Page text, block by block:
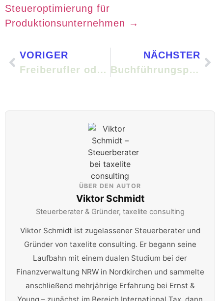
Steueroptimierung für
Produktionsunternehmen →
VORIGER
Freiberufler oder Gewerbetreibender?
NÄCHSTER
Buchführungspflicht für Produktionsunternehmen
ÜBER DEN AUTOR
Viktor Schmidt
Steuerberater & Gründer, taxelite consulting
Viktor Schmidt ist zugelassener Steuerberater und
Gründer von taxelite consulting. Er begann seine
Laufbahn mit einem dualen Studium bei der
Finanzverwaltung NRW in Nordkirchen und sammelte
anschließend mehrjährige Erfahrung bei Ernst &
Young – zunächst im Bereich International Tax, dann